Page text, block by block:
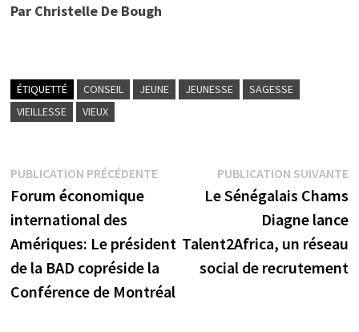
Par Christelle De Bough
ÉTIQUETTÉ CONSEIL JEUNE JEUNESSE
SAGESSE
VIEILLESSE
VIEUX
Navigation
de
l’article
PUBLICATION PRÉCÉDENTEPublication
précédente :
Forum économique
international des
Amériques: Le président
de la BAD copréside la
Conférence de Montréal
PUBLICATION SUIVANTE
Le Sénégalais Chams
Diagne lance
Talent2Africa, un réseau
social de recrutement